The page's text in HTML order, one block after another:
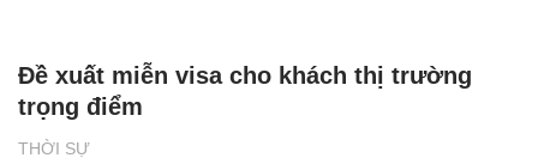
THỜI SỰ
Đề xuất miễn visa cho khách thị trường
trọng điểm